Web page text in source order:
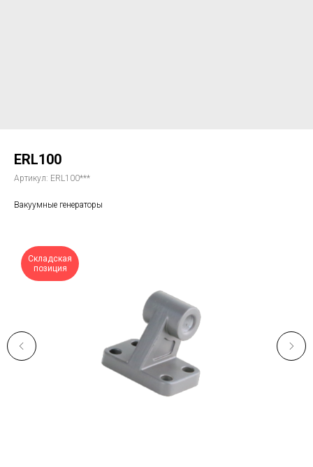
ERL100
Артикул: ERL100***
Вакуумные генераторы
Складская
позиция